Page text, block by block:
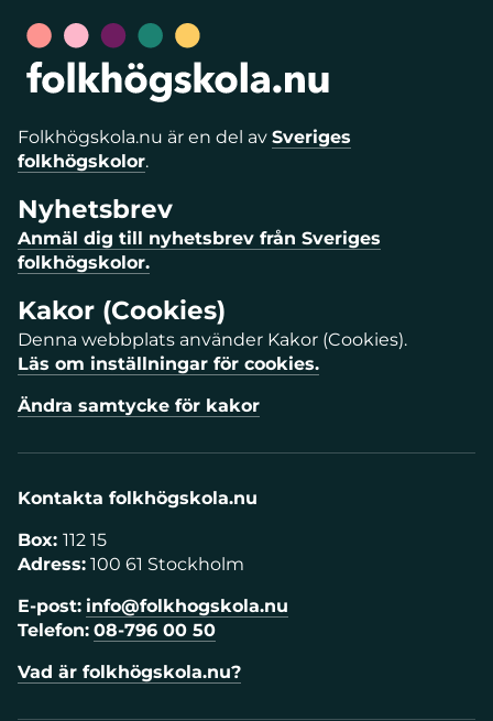
Folkhögskola.nu är en del av Sveriges
folkhögskolor.
Nyhetsbrev
Anmäl dig till nyhetsbrev från Sveriges
folkhögskolor.
Kakor (Cookies)
Denna webbplats använder Kakor (Cookies).
Läs om inställningar för cookies.
Ändra samtycke för kakor
Kontakta folkhögskola.nu
Box: 112 15
Adress: 100 61 Stockholm
E-post: info@folkhogskola.nu
Telefon: 08-796 00 50
Vad är folkhögskola.nu?